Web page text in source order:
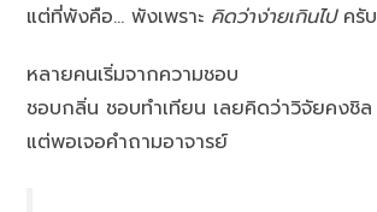
แต่ที่พังคือ… พังเพราะ คิดว่าง่ายเกินไปครับ
หลายคนเริ่มจากความชอบ
ชอบกลิ่น ชอบทำเทียน เลยคิดว่าวิจัยคงชิล
แต่พอเจอคำถามอาจารย์